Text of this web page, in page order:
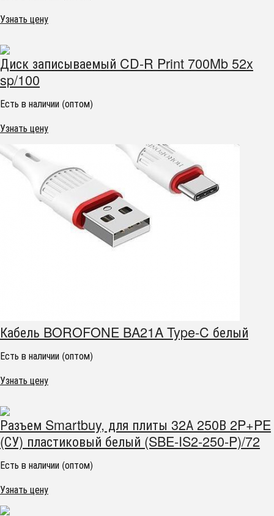
Узнать цену
Диск записываемый CD-R Print 700Mb 52x
sp/100
Есть в наличии (оптом)
Узнать цену
Кабель BOROFONE BA21A Type-C белый
Есть в наличии (оптом)
Узнать цену
Разъем Smartbuy, для плиты 32А 250В 2P+PE
(СУ) пластиковый белый (SBE-IS2-250-P)/72
Есть в наличии (оптом)
Узнать цену